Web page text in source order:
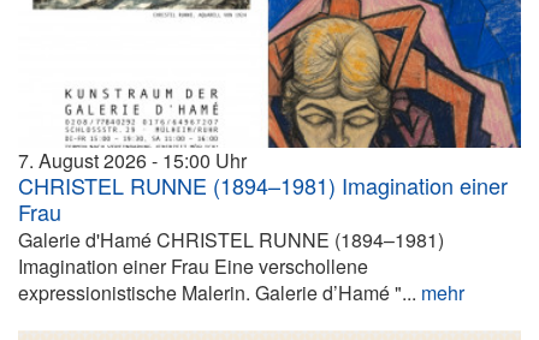
7. August 2026 15:00
CHRISTEL RUNNE (1894–1981) Imagination einer
Frau
Galerie d'Hamé CHRISTEL RUNNE (1894–1981)
Imagination einer Frau Eine verschollene
expressionistische Malerin. Galerie d’Hamé "... mehr